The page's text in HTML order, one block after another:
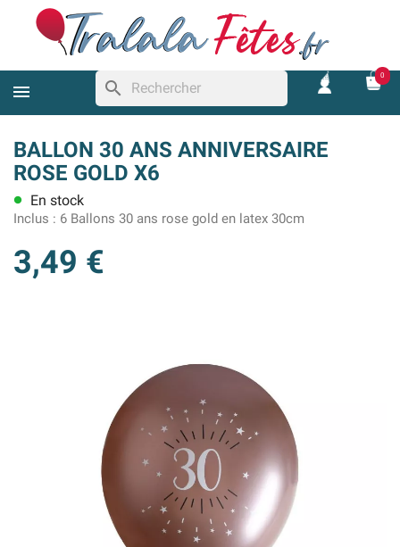
search
0
BALLON 30 ANS ANNIVERSAIRE
ROSE GOLD X6
lens En stock
Inclus : 6 Ballons 30 ans rose gold en latex 30cm
3,49 €